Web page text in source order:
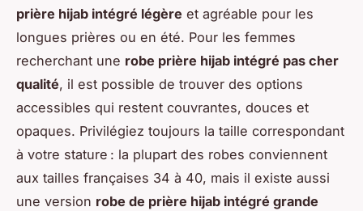
prière hijab intégré légère et agréable pour les
longues prières ou en été. Pour les femmes
recherchant une robe prière hijab intégré pas cher
qualité, il est possible de trouver des options
accessibles qui restent couvrantes, douces et
opaques. Privilégiez toujours la taille correspondant
à votre stature : la plupart des robes conviennent
aux tailles françaises 34 à 40, mais il existe aussi
une version robe de prière hijab intégré grande